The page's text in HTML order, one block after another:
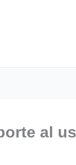
al